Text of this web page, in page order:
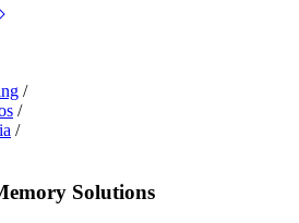
/
/
/
Solutions